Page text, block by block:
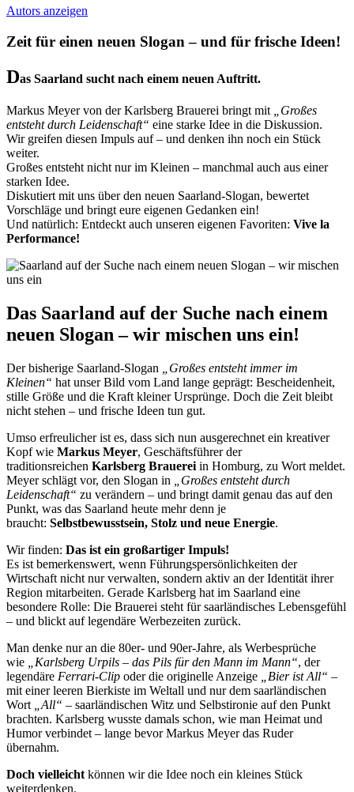
Autors anzeigen
Zeit für einen neuen Slogan – und für frische Ideen!
Das Saarland sucht nach einem neuen Auftritt.
Markus Meyer von der Karlsberg Brauerei bringt mit
„Großes
entsteht durch Leidenschaft“ eine starke Idee in die Diskussion.
Wir greifen diesen Impuls auf – und denken ihn noch ein Stück
weiter.
Großes entsteht nicht nur im Kleinen – manchmal auch aus einer
starken Idee.
Diskutiert mit uns über den neuen Saarland-Slogan, bewertet
Vorschläge und bringt eure eigenen Gedanken ein!
Und natürlich: Entdeckt auch unseren eigenen Favoriten: Vive la
Performance!
Das Saarland auf der Suche nach einem
neuen Slogan – wir mischen uns ein!
Der bisherige Saarland-Slogan
„Großes entsteht immer im
Kleinen“ hat unser Bild vom Land lange geprägt: Bescheidenheit,
stille Größe und die Kraft kleiner Ursprünge. Doch die Zeit bleibt
nicht stehen – und frische Ideen tun gut.
Umso erfreulicher ist es, dass sich nun ausgerechnet ein kreativer
Kopf wie Markus Meyer, Geschäftsführer der
traditionsreichen Karlsberg Brauerei in Homburg, zu Wort meldet.
Meyer schlägt vor, den Slogan in
„Großes entsteht durch
Leidenschaft“ zu verändern – und bringt damit genau das auf den
Punkt, was das Saarland heute mehr denn je
braucht: Selbstbewusstsein, Stolz und neue Energie.
Wir finden: Das ist ein großartiger Impuls!
Es ist bemerkenswert, wenn Führungspersönlichkeiten der
Wirtschaft nicht nur verwalten, sondern aktiv an der Identität ihrer
Region mitarbeiten. Gerade Karlsberg hat im Saarland eine
besondere Rolle: Die Brauerei steht für saarländisches Lebensgefühl
– und blickt auf legendäre Werbezeiten zurück.
Man denke nur an die 80er- und 90er-Jahre, als Werbesprüche
wie
„Karlsberg Urpils – das Pils für den Mann im Mann“, der
legendäre Ferrari-Clip oder die originelle Anzeige „Bier ist All“ –
mit einer leeren Bierkiste im Weltall und nur dem saarländischen
Wort
„All“ – saarländischen Witz und Selbstironie auf den Punkt
brachten. Karlsberg wusste damals schon, wie man Heimat und
Humor verbindet – lange bevor Markus Meyer das Ruder
übernahm.
Doch vielleicht können wir die Idee noch ein kleines Stück
weiterdenken.